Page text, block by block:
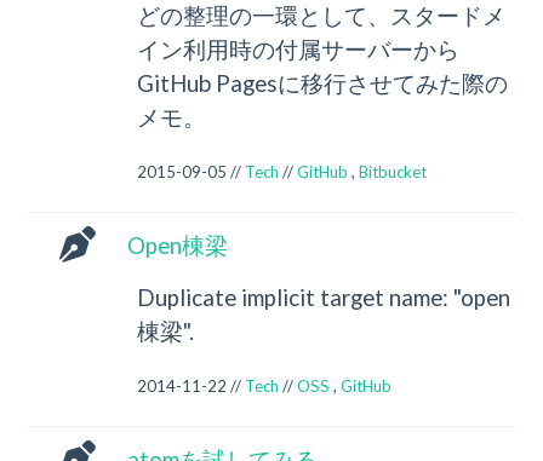
どの整理の一環として、スタードメ
イン利用時の付属サーバーから
GitHub Pagesに移行させてみた際の
メモ。
2015-09-05 // Tech //GitHub , Bitbucket
Open棟梁
Duplicate implicit target name: "open
棟梁".
2014-11-22 // Tech //OSS , GitHub